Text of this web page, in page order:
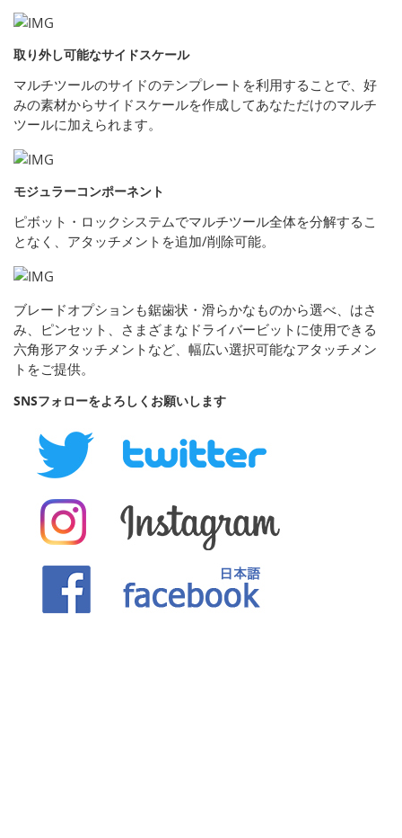
取り外し可能なサイドスケール
マルチツールのサイドのテンプレートを利用することで、好
みの素材からサイドスケールを作成してあなただけのマルチ
ツールに加えられます。
モジュラーコンポーネント
ピボット・ロックシステムでマルチツール全体を分解するこ
となく、アタッチメントを追加/削除可能。
ブレードオプションも鋸歯状・滑らかなものから選べ、はさ
み、ピンセット、さまざまなドライバービットに使用できる
六角形アタッチメントなど、幅広い選択可能なアタッチメン
トをご提供。
SNSフォローをよろしくお願いします